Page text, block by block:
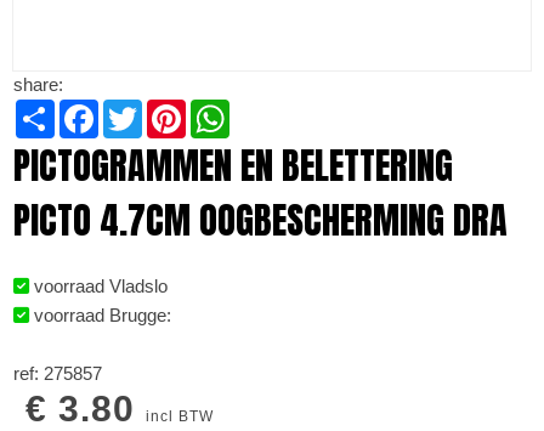
share:
Share Facebook
TwitterPinterest
PICTOGRAMMEN EN BELETTERING
PICTO 4.7CM OOGBESCHERMING DRA
voorraad Vladslo
voorraad Brugge:
ref: 275857
€ 3.80incl BTW